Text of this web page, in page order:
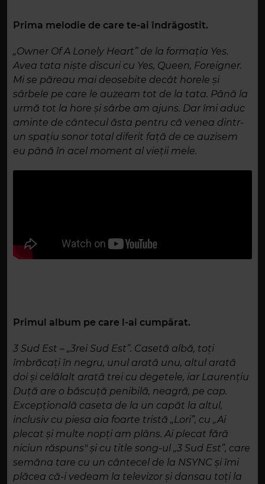
Prima melodie de care te-ai îndrăgostit.
„Owner Of A Lonely Heart” de la formația Yes.
Avea tata niște discuri cu Yes, Queen, Foreigner.
Mi se păreau mai deosebite decât horele și
sârbele pe care le auzeam tot de la tata. Până la
urmă tot la hore și sârbe am ajuns. Dar îmi aduc
aminte de cântecul ăsta pentru că venea dintr-
un spațiu sonor total diferit față de ce auzisem
eu până în acel moment al vieții mele.
Primul album pe care l-ai cumpărat.
3 Sud Est – „3rei Sud Est”. Casetă albă, toți
îmbrăcați în negru, unul arată unu, altul arată
doi și celălalt arată trei cu degetele, iar Laurențiu
Duță are o băscuță penibilă, neagră, pe cap.
Excepțională caseta de la un capăt la altul,
inclusiv cu piesa aia foarte tristă „Lori”, cu „Ai
plecat și multe nopți am plâns. Ai plecat fără
niciun răspuns" și cu title song-ul „3 Sud Est”, care
semăna tare cu un cântecel de la NSYNC și îmi
plăcea că-i vedeam la televizor și dansau toți la